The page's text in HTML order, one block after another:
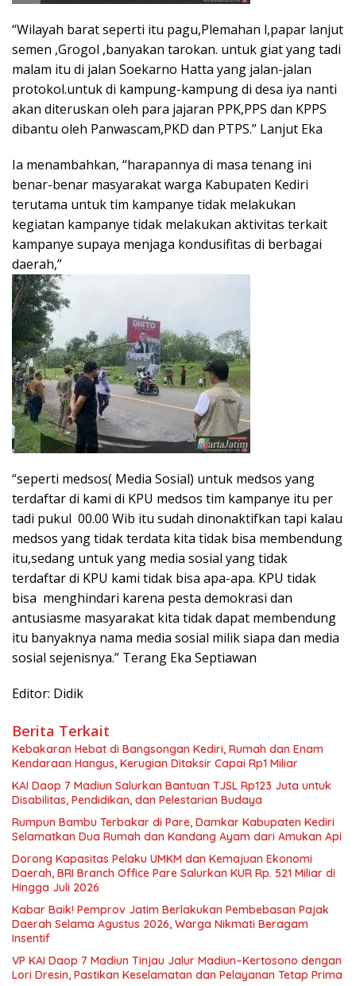
“Wilayah barat seperti itu pagu,Plemahan l,papar lanjut
semen ,Grogol ,banyakan tarokan. untuk giat yang tadi
malam itu di jalan Soekarno Hatta yang jalan-jalan
protokol.untuk di kampung-kampung di desa iya nanti
akan diteruskan oleh para jajaran PPK,PPS dan KPPS
dibantu oleh Panwascam,PKD dan PTPS.” Lanjut Eka
Ia menambahkan, “harapannya di masa tenang ini
benar-benar masyarakat warga Kabupaten Kediri
terutama untuk tim kampanye tidak melakukan
kegiatan kampanye tidak melakukan aktivitas terkait
kampanye supaya menjaga kondusifitas di berbagai
daerah,”
“seperti medsos( Media Sosial) untuk medsos yang
terdaftar di kami di KPU medsos tim kampanye itu per
tadi pukul 00.00 Wib itu sudah dinonaktifkan tapi kalau
medsos yang tidak terdata kita tidak bisa membendung
itu,sedang untuk yang media sosial yang tidak
terdaftar di KPU kami tidak bisa apa-apa. KPU tidak
bisa menghindari karena pesta demokrasi dan
antusiasme masyarakat kita tidak dapat membendung
itu banyaknya nama media sosial milik siapa dan media
sosial sejenisnya.” Terang Eka Septiawan
Editor: Didik
Berita Terkait
Kebakaran Hebat di Bangsongan Kediri, Rumah dan Enam
Kendaraan Hangus, Kerugian Ditaksir Capai Rp1 Miliar
KAI Daop 7 Madiun Salurkan Bantuan TJSL Rp123 Juta untuk
Disabilitas, Pendidikan, dan Pelestarian Budaya
Rumpun Bambu Terbakar di Pare, Damkar Kabupaten Kediri
Selamatkan Dua Rumah dan Kandang Ayam dari Amukan Api
Dorong Kapasitas Pelaku UMKM dan Kemajuan Ekonomi
Daerah, BRI Branch Office Pare Salurkan KUR Rp. 521 Miliar di
Hingga Juli 2026
Kabar Baik! Pemprov Jatim Berlakukan Pembebasan Pajak
Daerah Selama Agustus 2026, Warga Nikmati Beragam
Insentif
VP KAI Daop 7 Madiun Tinjau Jalur Madiun–Kertosono dengan
Lori Dresin, Pastikan Keselamatan dan Pelayanan Tetap Prima